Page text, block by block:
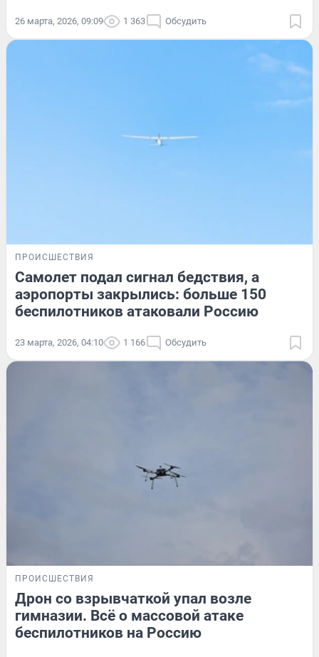
26 марта, 2026, 09:09 1 363 Обсудить
ПРОИСШЕСТВИЯ
Самолет подал сигнал бедствия, а
аэропорты закрылись: больше 150
беспилотников атаковали Россию
23 марта, 2026, 04:10 1 166 Обсудить
ПРОИСШЕСТВИЯ
Дрон со взрывчаткой упал возле
гимназии. Всё о массовой атаке
беспилотников на Россию